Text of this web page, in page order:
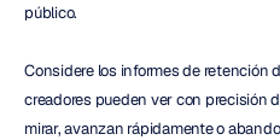
público.
Considere los informes de retención
creadores pueden ver con precisión
mirar, avanzan rápidamente o